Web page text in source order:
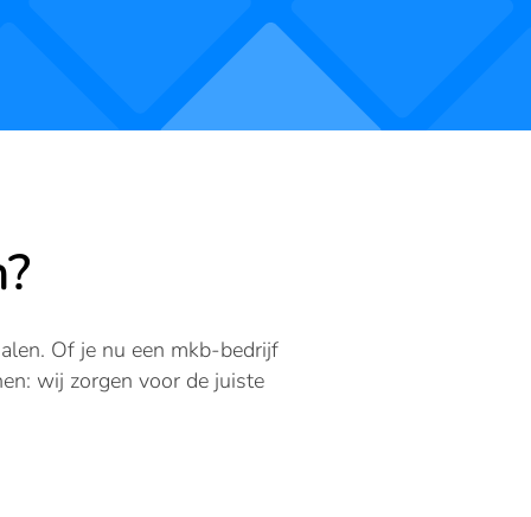
Of je nu een mkb-bedrijf
wij zorgen voor de juiste